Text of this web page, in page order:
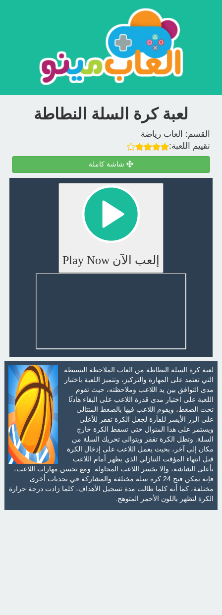
لعبة كرة السلة النطاطة
القسم:
العاب رياضة
تقييم اللعبة:
شاشة كاملة
إلعب الآن Play Now
لعبة كرة السلة النطاطة من العاب الملاحظة البسيطة
التي تعتمد على المهارة والتركيز، وتتميز اللعبة باختبار
مدى التوافق بين يد اللاعب وملاحظته، حيث تقوم
اللعبة على اختبار مدى قدرة اللاعب على البقاء هادئًا
تحت الضغط، ويقوم اللاعب فيها بالضغط المتتالي
على الزر الأيسر للفأرة لجعل الكرة تقفز للأعلى
ويستمر على هذا المنوال حتى تسقط الكرة خارج
السلة. وتظل الكرة تقفز ويتوالى تحريك السلة من
مكان إلى آخر، بحيث يعمل اللاعب على إدخال الكرة
قبل انتهاء المؤقت التنازلي الذي يظهر أمام اللاعب
بأعلى الشاشة، وإلا يخسر اللاعب المحاولة. ومع تحسن مهارات اللاعب،
فإنه يمكن فتح 24 كرة سلة مختلفة والمشاركة في تحديات أخرى
مختلفة، كما أنه كلما طالت مدة تسجيل الأهداف، كلما زادت درجة حرارة
الكرة لتظهر باللون الأحمر المتوهج.